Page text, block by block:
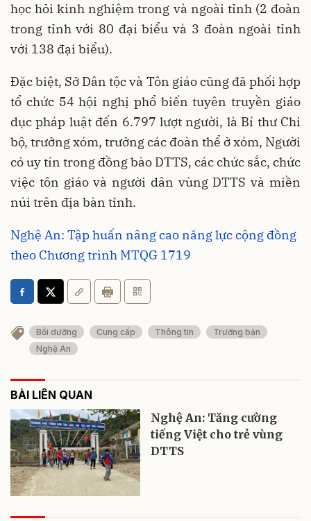
học hỏi kinh nghiệm trong và ngoài tỉnh (2 đoàn
trong tỉnh với 80 đại biểu và 3 đoàn ngoài tỉnh
với 138 đại biểu).
Đặc biệt, Sở Dân tộc và Tôn giáo cũng đã phối hợp
tổ chức 54 hội nghị phổ biến tuyên truyền giáo
dục pháp luật đến 6.797 lượt người, là Bí thư Chi
bộ, trưởng xóm, trưởng các đoàn thể ở xóm, Người
có uy tín trong đồng bào DTTS, các chức sắc, chức
việc tôn giáo và người dân vùng DTTS và miền
núi trên địa bàn tỉnh.
Nghệ An: Tập huấn nâng cao năng lực cộng đồng
theo Chương trình MTQG 1719
Bồi dưỡng Cung cấp Thông tin
Trưởng bản
Nghệ An
BÀI LIÊN QUAN
Nghệ An: Tăng cường
tiếng Việt cho trẻ vùng
DTTS